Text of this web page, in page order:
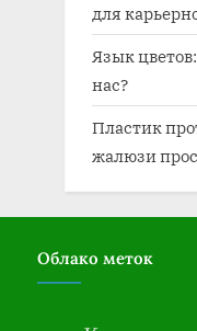
для
Язык
нас?
Пластик
жалюзи
Облако меток